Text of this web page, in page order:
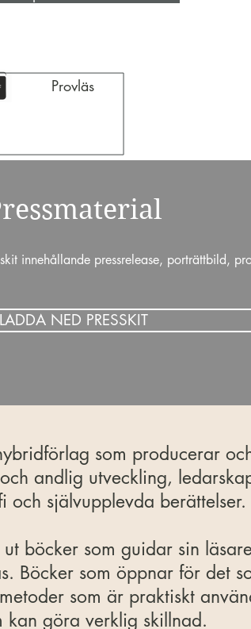
Provläs
innehållande pressrelease, porträttbild,
LADDA NED PRESSKIT
som producerar
andlig utveckling,
och självupplevda berättelser.
böcker som guidar sin
Böcker som öppnar för det
som är praktiskt
kan göra verklig skillnad.